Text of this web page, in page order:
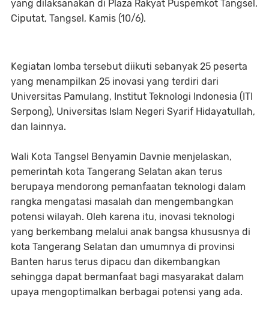
yang dilaksanakan di Plaza Rakyat Puspemkot Tangsel,
Ciputat, Tangsel, Kamis (10/6).
Kegiatan lomba tersebut diikuti sebanyak 25 peserta
yang menampilkan 25 inovasi yang terdiri dari
Universitas Pamulang, Institut Teknologi Indonesia (ITI
Serpong), Universitas Islam Negeri Syarif Hidayatullah,
dan lainnya.
Wali Kota Tangsel Benyamin Davnie menjelaskan,
pemerintah kota Tangerang Selatan akan terus
berupaya mendorong pemanfaatan teknologi dalam
rangka mengatasi masalah dan mengembangkan
potensi wilayah. Oleh karena itu, inovasi teknologi
yang berkembang melalui anak bangsa khususnya di
kota Tangerang Selatan dan umumnya di provinsi
Banten harus terus dipacu dan dikembangkan
sehingga dapat bermanfaat bagi masyarakat dalam
upaya mengoptimalkan berbagai potensi yang ada.